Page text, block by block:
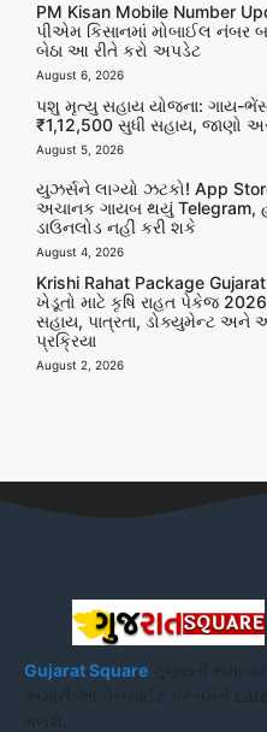
PM Kisan Mobile Number
પીએમ કિસાનમાં મોબાઈલ નંબર
બેઠા આ રીતે કરો અપડેટ
August 6, 2026
પશુ મૃત્યુ સહાય યોજના: ગાય-
₹1,12,500 સુધી સહાય, જાણો
August 5, 2026
યુઝર્સને લાગ્યો ઝટકો! App
અચાનક ગાયબ થયું Telegram,
ડાઉનલોડ નહીં કરી શકે
August 4, 2026
Krishi Rahat Package
ખેડૂતો માટે કૃષિ રાહત પેકેજ
સહાય, પાત્રતા, ડોક્યુમેન્ટ અને
પ્રક્રિયા
August 2, 2026
Gujarat Square ગુજરાતી
અમારી આ વેબસાઈટ પર તમને
મળશે.